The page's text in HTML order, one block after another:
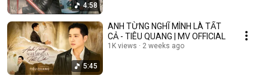
4:58
5:45
ANH TỪNG NGHĨ MÌNH LÀ TẤT
CẢ - TIÊU QUANG | MV OFFICIAL
1K views 2 weeks ago